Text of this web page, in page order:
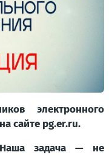
электронного
сайте pg.er.ru.
Наша задача — не